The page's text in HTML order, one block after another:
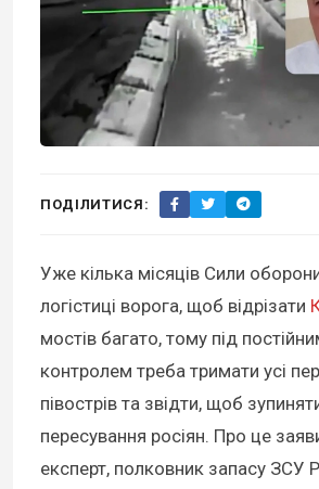
ПОДІЛИТИСЯ:
Уже кілька місяців Сили
логістиці ворога, щоб відрізати
мостів багато, тому під
контролем треба тримати усі
півострів та звідти, щоб
пересування росіян. Про це
експерт, полковник запасу ЗСУ